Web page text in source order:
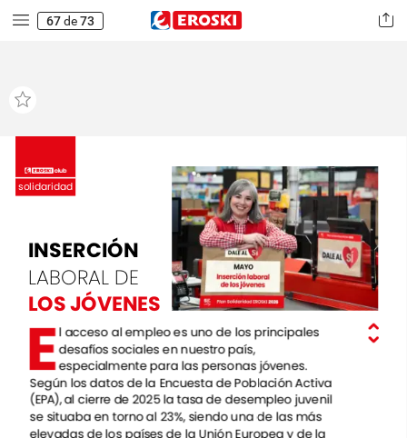
67de73
solidaridad
Elaccesoalempleoes unode los principales
desafíos sociales ennuestropaís,
especialmentepara las personas jóvenes.
Según los datosdela Encuestade PoblaciónActiva
(EPA),alcierrede2025 latasa dedesempleo juvenil
se situabaentornoal23%, siendounade las más
elevadasdelos países de la UniónEuropeaydela
INSERCIÓN
LABORAL DE
LOSJÓVENES